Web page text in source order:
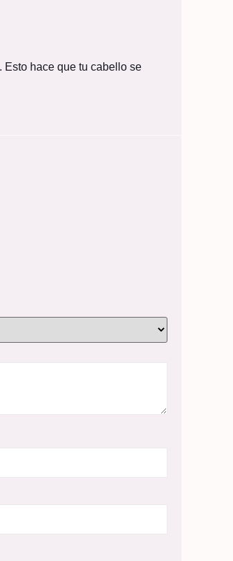
Esto hace que tu cabello se